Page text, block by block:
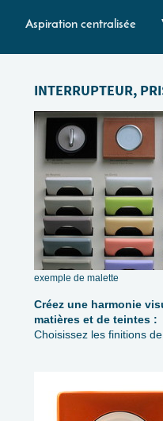
Aspiration centralisée
INTERRUPTEUR,
exemple de malette
Créez une harmonie
matières et de teintes :
Choisissez les finitions